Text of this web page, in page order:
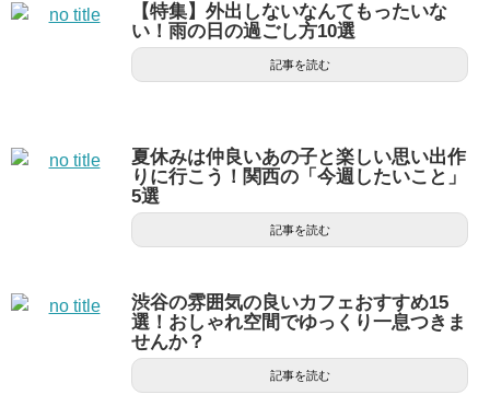
【特集】外出しないなんてもったいな
い！雨の日の過ごし方10選
記事を読む
夏休みは仲良いあの子と楽しい思い出作
りに行こう！関西の「今週したいこと」
5選
記事を読む
渋谷の雰囲気の良いカフェおすすめ15
選！おしゃれ空間でゆっくり一息つきま
せんか？
記事を読む